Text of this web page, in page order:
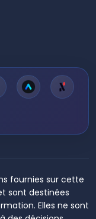
fournies sur cette
sont destinées
Elles ne sont